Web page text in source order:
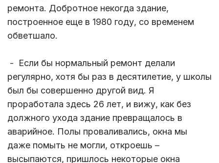
ремонта. Добротное некогда здание,
построенное еще в 1980 году, со временем
обветшало.
- Если бы нормальный ремонт делали
регулярно, хотя бы раз в десятилетие, у школы
был бы совершенно другой вид. Я
проработала здесь 26 лет, и вижу, как без
должного ухода здание превращалось в
аварийное. Полы проваливались, окна мы
даже помыть не могли, откроешь –
высыпаются, пришлось некоторые окна